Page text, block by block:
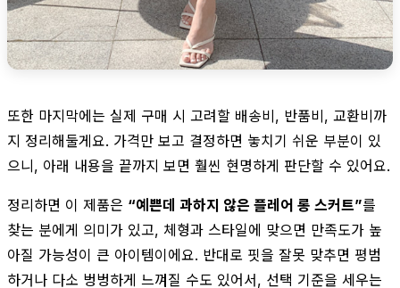
또한 마지막에는 실제 구매 시 고려할 배송비, 반품비, 교환비까
지 정리해둘게요. 가격만 보고 결정하면 놓치기 쉬운 부분이 있
으니, 아래 내용을 끝까지 보면 훨씬 현명하게 판단할 수 있어요.
정리하면 이 제품은 “예쁜데 과하지 않은 플레어 롱 스커트”를
찾는 분에게 의미가 있고, 체형과 스타일에 맞으면 만족도가 높
아질 가능성이 큰 아이템이에요. 반대로 핏을 잘못 맞추면 평범
하거나 다소 벙벙하게 느껴질 수도 있어서, 선택 기준을 세우는